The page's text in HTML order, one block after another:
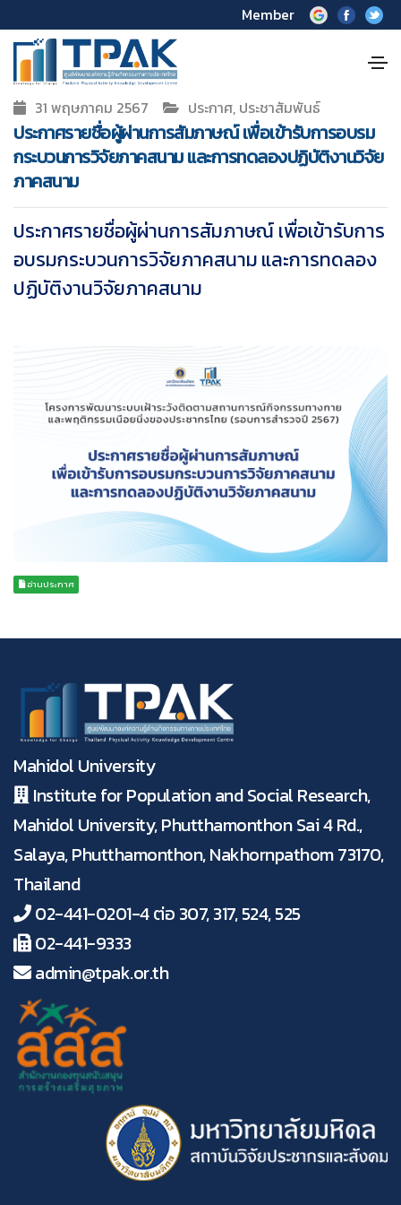
Member
31 พฤษภาคม 2567 ประกาศ, ประชาสัมพันธ์
ประกาศรายชื่อผู้ผ่านการสัมภาษณ์ เพื่อเข้ารับการอบรม
กระบวนการวิจัยภาคสนาม และการทดลองปฏิบัติงานวิจัย
ภาคสนาม
ประกาศรายชื่อผู้ผ่านการสัมภาษณ์ เพื่อเข้ารับการ
อบรมกระบวนการวิจัยภาคสนามและการทดลอง
ปฏิบัติงานวิจัยภาคสนาม
อ่านประกาศ
Mahidol University
Institute for Population and Social Research,
Mahidol University, Phutthamonthon Sai 4 Rd.,
Salaya, Phutthamonthon, Nakhornpathom 73170,
Thailand
02-441-0201-4 ต่อ 307, 317, 524, 525
02-441-9333
admin@tpak.or.th